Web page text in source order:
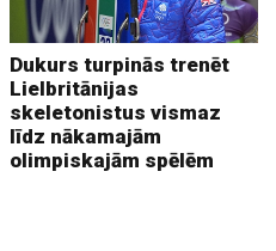
Dukurs turpinās trenēt
Lielbritānijas
skeletonistus vismaz
līdz nākamajām
olimpiskajām spēlēm